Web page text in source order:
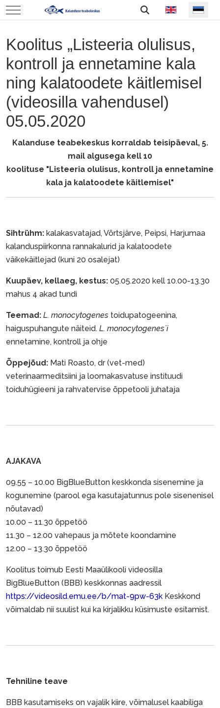
Mobile Menu Toggle Vali keel
Koolitus „Listeeria olulisus,
kontroll ja ennetamine kala
ning kalatoodete käitlemisel
(videosilla vahendusel)
05.05.2020
Kalanduse teabekeskus korraldab teisipäeval, 5.
mail algusega kell 10
koolituse "Listeeria olulisus, kontroll ja ennetamine
kala ja kalatoodete käitlemisel"
Sihtrühm: kalakasvatajad, Võrtsjärve, Peipsi, Harjumaa
kalanduspiirkonna rannakalurid ja kalatoodete
väikekäitlejad (kuni 20 osalejat)
Kuupäev, kellaeg, kestus: 05.05.2020 kell 10.00-13.30
mahus 4 akad tundi
Teemad: L. monocytogenes toidupatogeenina,
haiguspuhangute näiteid. L. monocytogenes´i
ennetamine, kontroll ja ohje
Õppejõud: Mati Roasto, dr (vet-med)
veterinaarmeditsiini ja loomakasvatuse instituudi
toiduhügieeni ja rahvatervise õppetooli juhataja
AJAKAVA
09.55 – 10.00 BigBlueButton keskkonda sisenemine ja
kogunemine (parool ega kasutajatunnus pole sisenenisel
nõutavad)
10.00 – 11.30 õppetöö
11.30 – 12.00 vahepaus ja mõtete koondamine
12.00 – 13.30 õppetöö
Koolitus toimub Eesti Maaülikooli videosilla
BigBlueButton (BBB) keskkonnas aadressil
https://videosild.emu.ee/b/mat-9pw-63k Keskkond
võimaldab nii suulist kui ka kirjalikku küsimuste esitamist.
Tehniline teave
BBB kasutamiseks on vajalik kiire, võimalusel kaabiliga